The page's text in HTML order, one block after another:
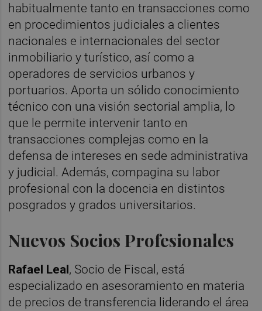
habitualmente tanto en transacciones como
en procedimientos judiciales a clientes
nacionales e internacionales del sector
inmobiliario y turístico, así como a
operadores de servicios urbanos y
portuarios. Aporta un sólido conocimiento
técnico con una visión sectorial amplia, lo
que le permite intervenir tanto en
transacciones complejas como en la
defensa de intereses en sede administrativa
y judicial. Además, compagina su labor
profesional con la docencia en distintos
posgrados y grados universitarios.
Nuevos Socios Profesionales
Rafael Leal, Socio de Fiscal, está
especializado en asesoramiento en materia
de precios de transferencia liderando el área